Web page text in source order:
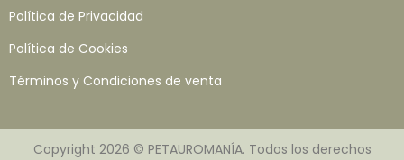
Política de Privacidad
Política de Cookies
Términos y Condiciones de venta
Copyright 2026 © PETAUROMANÍA. Todos los derechos